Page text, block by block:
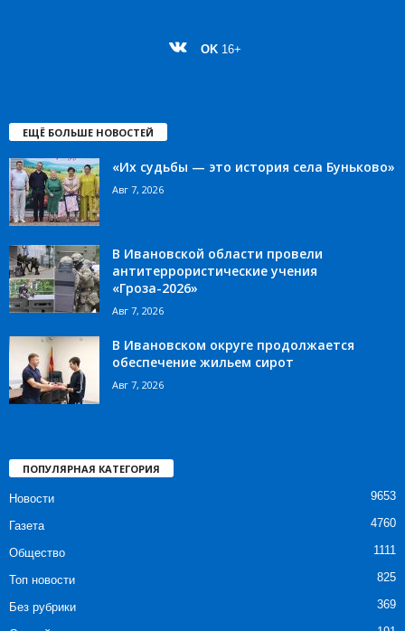
OK 16+
ЕЩЁ БОЛЬШЕ НОВОСТЕЙ
«Их судьбы — это история села Буньково»
Авг 7, 2026
В Ивановской области провели
антитеррористические учения
«Гроза-2026»
Авг 7, 2026
В Ивановском округе продолжается
обеспечение жильем сирот
Авг 7, 2026
ПОПУЛЯРНАЯ КАТЕГОРИЯ
Новости 9653
Газета 4760
Общество 1111
Топ новости 825
Без рубрики 369